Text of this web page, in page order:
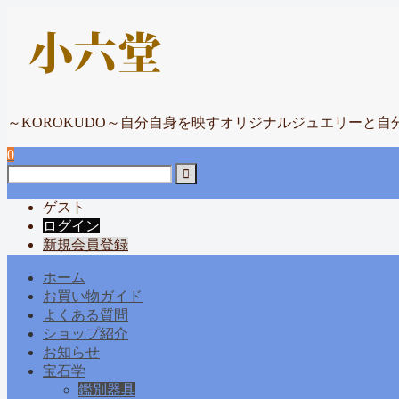
～KOROKUDO～自分自身を映すオリジナルジュエリーと自
0
ゲスト
ログイン
新規会員登録
ホーム
お買い物ガイド
よくある質問
ショップ紹介
お知らせ
宝石学
鑑別器具